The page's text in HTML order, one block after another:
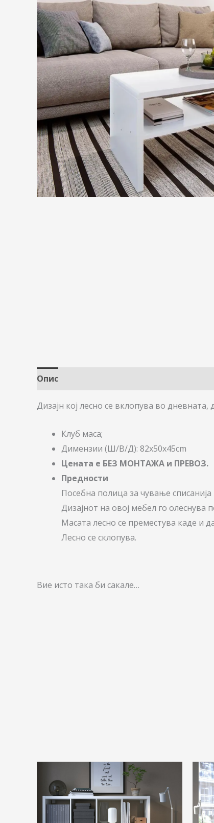
Опис
Дизајн кој лесно се вклопува во дневната,
Клуб маса;
Димензии (Ш/В/Д): 82x50x45cm
Цената е БЕЗ МОНТАЖА и ПРЕВОЗ.
Предности
Посебна полица за чување
Дизајнот на овој мебел го олеснува
Масата лесно се преместува каде и
Лесно се склопува.
Вие исто така би сакале…